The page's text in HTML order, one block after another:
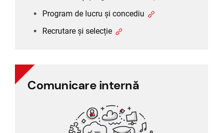
Program de lucru și concediu
Recrutare și selecție
Comunicare internă
Comunicare internă
Comunicare între angajați
Sondaj personal